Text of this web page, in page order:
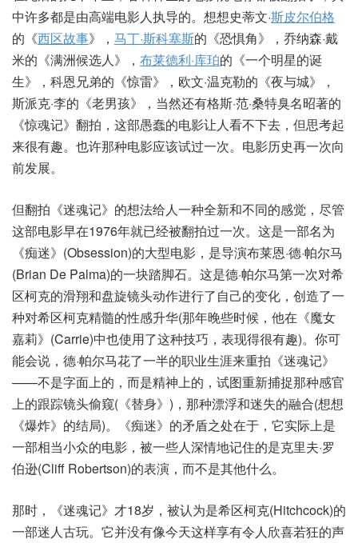
中许多都是由高端电影人执导的。想想史蒂文·斯皮尔伯格
的《西区故事》， 马丁·斯科塞斯的《恐惧角》，乔纳森·戴
米的《满洲候选人》， 布莱德利·库珀的《一个明星的诞
生》，科恩兄弟的《惊雷》，欧文·温克勒的《夜与城》，
斯派克·李的《老男孩》，当然还有格斯·范·桑特臭名昭著的
《惊魂记》翻拍，这部愚蠢的电影让人看不下去，但思考起
来很有趣。也许那种电影应该试过一次。电影历史再一次向
前发展。
但翻拍《迷魂记》的想法给人一种全新和不同的感觉，尽管
这部电影早在1976年就已经被翻拍过一次。这是一部名为
《痴迷》(Obsession)的大型电影，是导演布莱恩·德·帕尔马
(Brian De Palma)的一块踏脚石。这是德·帕尔马第一次对希
区柯克的滑翔和盘旋镜头动作进行了自己的变化，创造了一
种对希区柯克精髓的性感升华(那年晚些时候，他在《魔女
嘉莉》(Carrie)中也使用了这种技巧，表现得很有趣)。你可
能会说，德·帕尔马花了一半的职业生涯来重拍《迷魂记》
——不是字面上的，而是精神上的，试图重新捕捉那种感官
上的跟踪镜头偷窥(《替身》)，那种漂浮和迷失的融合(想想
《爆炸》的结局)。《痴迷》的矛盾之处在于，它实际上是
一部相当小众的电影，被一些人深情地记住的是克里夫·罗
伯逊(Cliff Robertson)的表演，而不是其他什么。
那时，《迷魂记》才18岁，被认为是希区柯克(Hitchcock)的
一部迷人古玩。它并没有像今天这样享有令人欣喜若狂的声